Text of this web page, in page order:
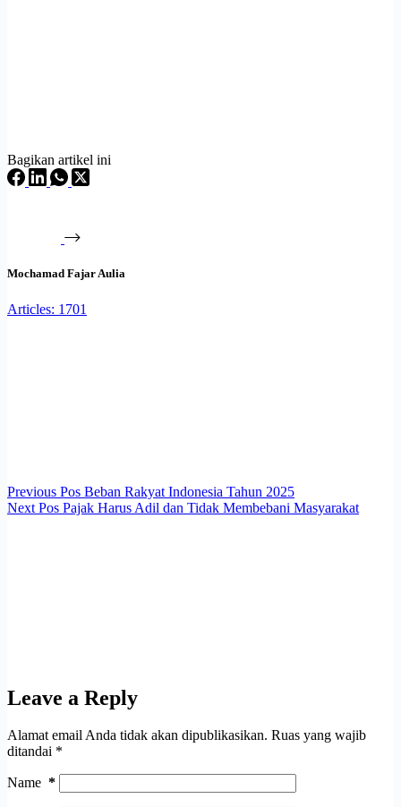
Bagikan artikel ini
Mochamad Fajar Aulia
Articles: 1701
Previous Pos Beban Rakyat Indonesia Tahun 2025
Next Pos Pajak Harus Adil dan Tidak Membebani Masyarakat
Leave a Reply
Alamat email Anda tidak akan dipublikasikan. Ruas yang wajib
ditandai *
Name *